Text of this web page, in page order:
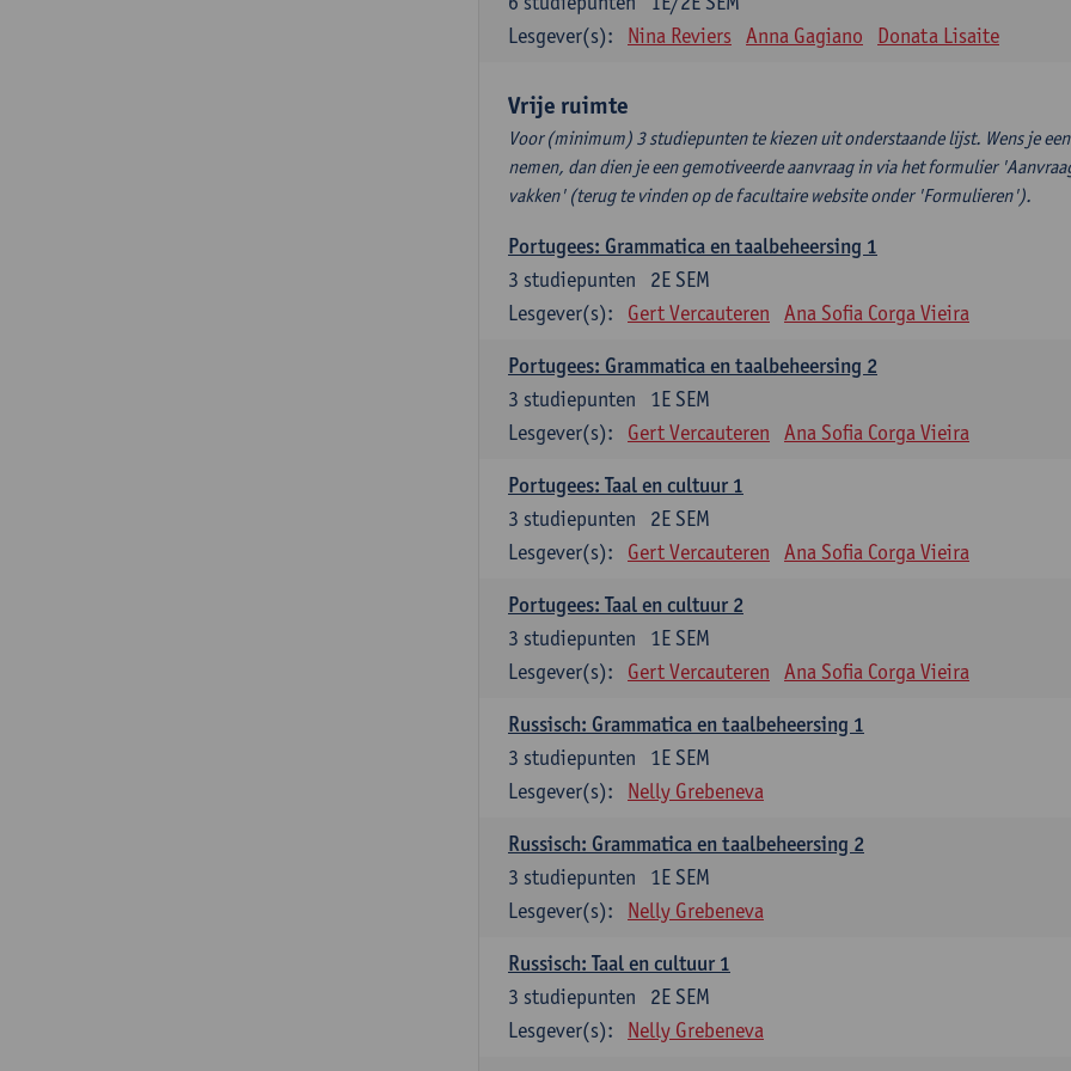
Lesgever(s):
Nina Reviers Anna Gagiano Donata Lisaite
Vrije ruimte
Voor (minimum) 3 studiepunten te kiezen uit onderstaande lijst. Wens je
nemen, dan dien je een gemotiveerde aanvraag in via het formulier
vakken' (terug te vinden op de facultaire website onder 'Formulieren').
Portugees: Grammatica en taalbeheersing 1
2E SEM
3 studiepunten
Lesgever(s):
Gert Vercauteren Ana Sofia Corga Vieira
Portugees: Grammatica en taalbeheersing 2
1E SEM
3 studiepunten
Lesgever(s):
Gert Vercauteren Ana Sofia Corga Vieira
Portugees: Taal en cultuur 1
2E SEM
3 studiepunten
Lesgever(s):
Gert Vercauteren Ana Sofia Corga Vieira
Portugees: Taal en cultuur 2
1E SEM
3 studiepunten
Lesgever(s):
Gert Vercauteren Ana Sofia Corga Vieira
Russisch: Grammatica en taalbeheersing 1
1E SEM
3 studiepunten
Lesgever(s):
Nelly Grebeneva
Russisch: Grammatica en taalbeheersing 2
1E SEM
3 studiepunten
Lesgever(s):
Nelly Grebeneva
Russisch: Taal en cultuur 1
2E SEM
3 studiepunten
Lesgever(s):
Nelly Grebeneva